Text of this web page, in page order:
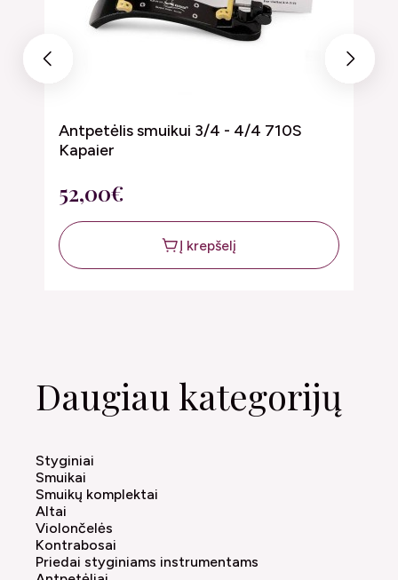
Previous
Antpetėlis smuikui 3/4 - 4/4 710S
Kapaier
52,00€
Į krepšelį
Next
Daugiau kategorijų
Styginiai
Smuikai
Smuikų komplektai
Altai
Violončelės
Kontrabosai
Priedai styginiams instrumentams